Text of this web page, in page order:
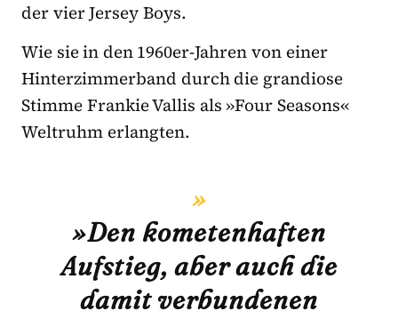
der vier Jersey Boys.
Wie sie in den 1960er-Jahren von einer
Hinterzimmerband durch die grandiose
Stimme Frankie Vallis als »Four Seasons«
Weltruhm erlangten.
»Den kometenhaften
Aufstieg, aber auch die
damit verbundenen